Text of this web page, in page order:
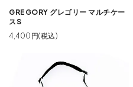
GREGORY グレゴリー マルチケー
スS
4,400円(税込)